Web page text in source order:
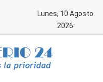
Lunes, 10 Agosto
2026